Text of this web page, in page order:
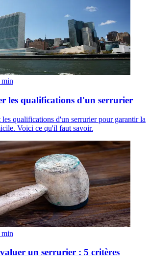
min
les qualifications d'un serrurier
qualifications d'un serrurier pour garantir la
Voici ce qu'il faut savoir.
min
un serrurier : 5 critères